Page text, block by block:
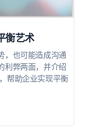
衡艺术
，也可能造成沟通
利弊两面，并介绍
帮助企业实现平衡